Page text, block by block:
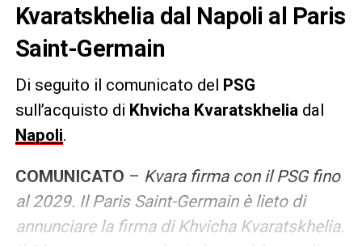
Kvaratskhelia dal Napoli al Paris
Saint-Germain
Di seguito il comunicato del PSG
sull’acquisto di Khvicha Kvaratskhelia dal
Napoli.
COMUNICATO – Kvara firma con il PSG fino
al 2029. Il Paris Saint-Germain è lieto di
annunciare la firma di Khvicha Kvaratskhelia.